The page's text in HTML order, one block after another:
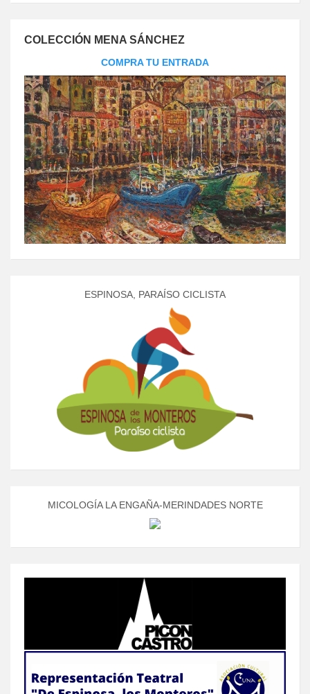
COLECCIÓN MENA SÁNCHEZ
COMPRA TU ENTRADA
ESPINOSA, PARAÍSO CICLISTA
MICOLOGÍA LA ENGAÑA-MERINDADES NORTE